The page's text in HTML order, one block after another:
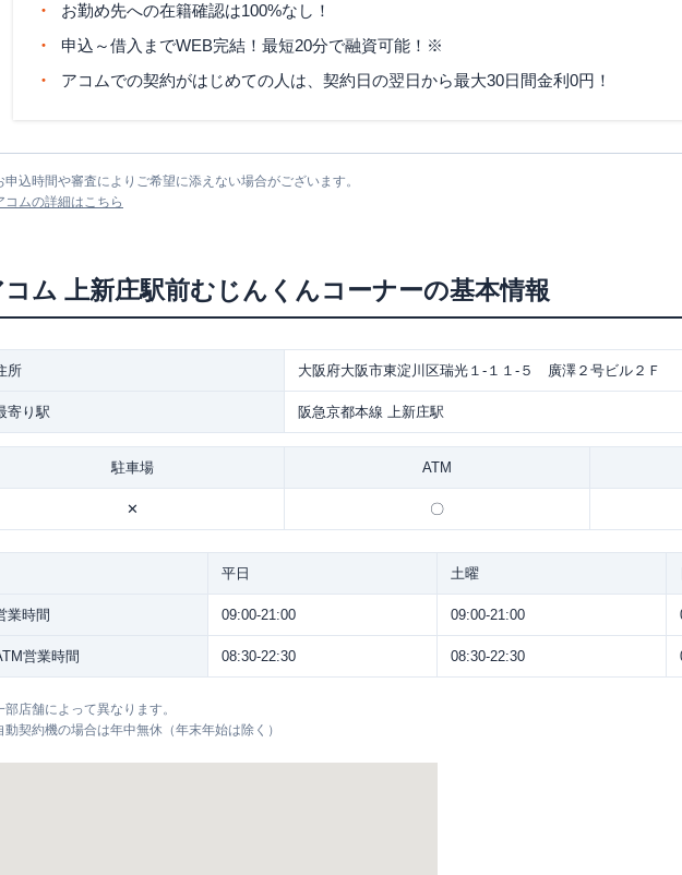
お勤め先への在籍確認は100%なし！
申込～借入までWEB完結！最短20分で融資可能！※
アコムでの契約がはじめての人は、契約日の翌日から最大30日間金利0円！
申込時間や審査によりご希望に添えない場合がございます。
コムの詳細はこちら
コム 上新庄駅前むじんくんコーナーの基本情報
所 大阪府大阪市東淀川区瑞光１-１１-５ 廣澤２号ビル２Ｆ
寄り駅 阪急京都本線 上新庄駅
駐車場 ATM
✕ 〇
平日 土曜
業時間 09:00-21:00 09:00-21:00
営業時間 08:30-22:30 08:30-22:30
部店舗によって異なります。
動契約機の場合は年中無休（年末年始は除く）